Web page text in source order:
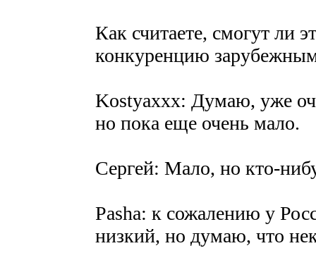
Как считаете, смогут ли
конкуренцию
Kostyaxxx: Думаю, уже
но пока еще очень мало.
Сергей: Мало, но кто-
Pasha: к сожалению у
низкий, но думаю, что